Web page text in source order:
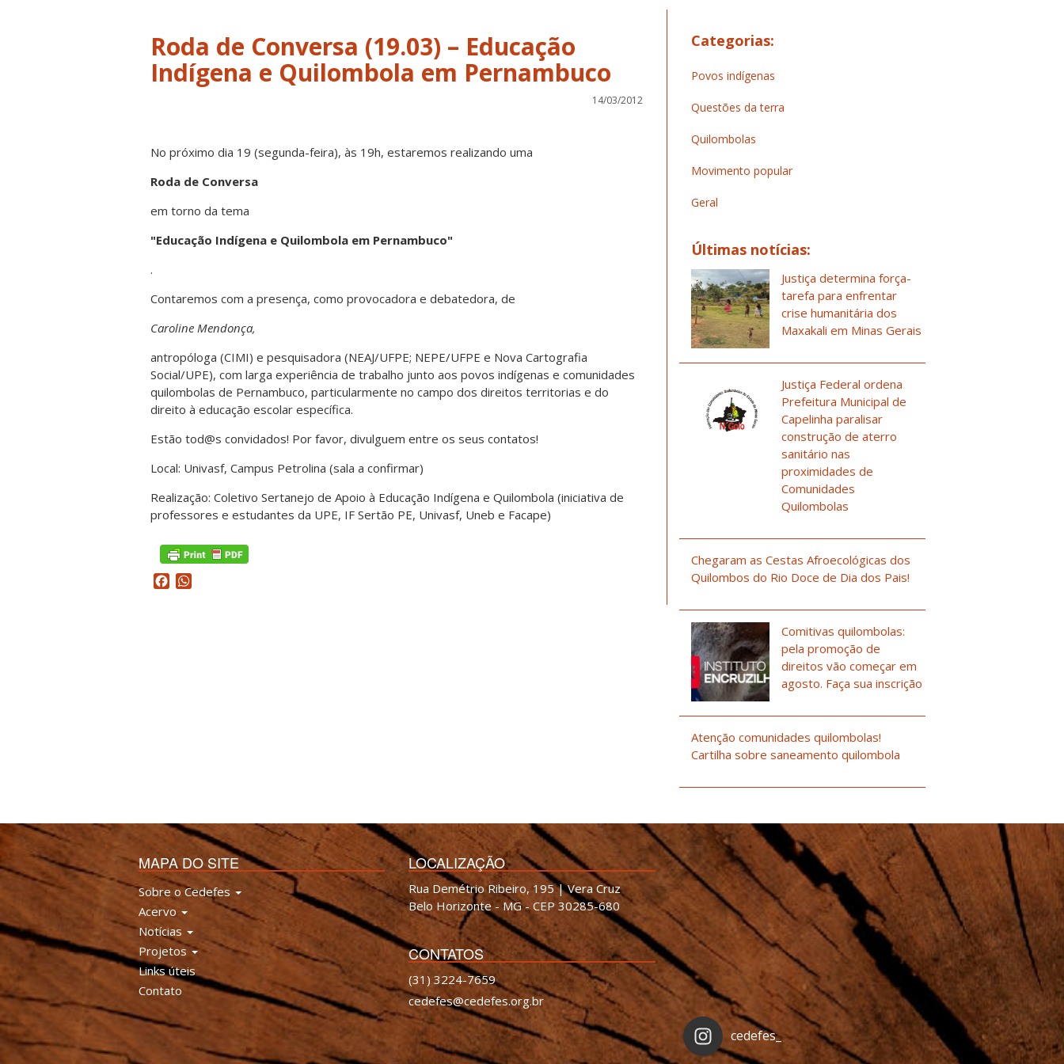
Roda de Conversa (19.03) – Educação
14/03/2012
No próximo dia 19 (segunda-feira), às 19h, estaremos realizando uma
Roda de Conversa
em torno da tema
"Educação Indígena e Quilombola em Pernambuco"
.
Contaremos com a presença, como provocadora e debatedora, de
Caroline Mendonça,
antropóloga (CIMI) e pesquisadora (NEAJ/UFPE; NEPE/UFPE e Nova Cartografia
Social/UPE), com larga experiência de trabalho junto aos povos indígenas e comunidades
quilombolas de Pernambuco, particularmente no campo dos direitos territorias e do
direito à educação escolar específica.
Estão tod@s convidados! Por favor, divulguem entre os seus contatos!
Local: Univasf, Campus Petrolina (sala a confirmar)
Realização: Coletivo Sertanejo de Apoio à Educação Indígena e Quilombola (iniciativa de
professores e estudantes da UPE, IF Sertão PE, Univasf, Uneb e Facape)
Facebook
Categorias:
Povos indígenas
Questões da terra
Quilombolas
Movimento popular
Geral
Últimas notícias:
Justiça determina força-
tarefa para enfrentar
crise humanitária dos
Maxakali em Minas Gerais
Justiça Federal ordena
Prefeitura Municipal de
Capelinha paralisar
construção de aterro
sanitário nas
proximidades de
Comunidades
Quilombolas
Chegaram as Cestas Afroecológicas dos
Quilombos do Rio Doce de Dia dos Pais!
Comitivas quilombolas:
pela promoção de
direitos vão começar em
agosto. Faça sua inscrição
Atenção comunidades quilombolas!
Cartilha sobre saneamento quilombola
MAPA DO SITE
Sobre o Cedefes
Acervo
Notícias
Projetos
Links úteis
Contato
LOCALIZAÇÃO
Rua Demétrio Ribeiro, 195 | Vera Cruz
Belo Horizonte - MG - CEP 30285-680
CONTATOS
(31) 3224-7659
cedefes@cedefes.org.br
cedefes_